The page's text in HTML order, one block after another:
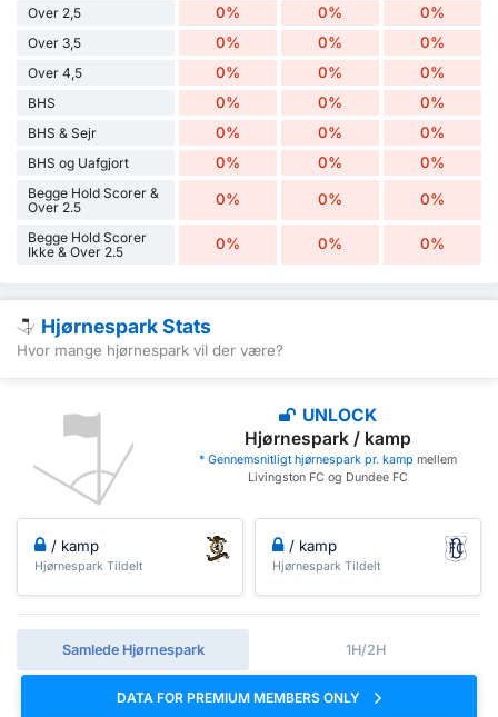
Over 2,5 0% 0% 0%
Over 3,5 0% 0% 0%
Over 4,5 0% 0% 0%
BHS 0% 0% 0%
BHS & Sejr 0% 0% 0%
BHS og Uafgjort 0% 0% 0%
Begge Hold Scorer &
Over 2.5
0% 0% 0%
Begge Hold Scorer
Ikke & Over 2.5
0% 0% 0%
Hjørnespark Stats
Hvor mange hjørnespark vil der være?
UNLOCK
Hjørnespark / kamp
* Gennemsnitligt hjørnespark pr. kamp mellem
Livingston FC og Dundee FC
/ kamp
Hjørnespark Tildelt
/ kamp
Hjørnespark Tildelt
Samlede Hjørnespark 1H/2H
DATA FOR PREMIUM MEMBERS ONLY